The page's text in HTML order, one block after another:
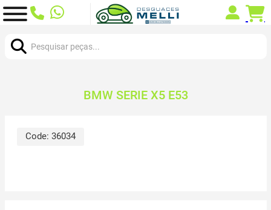
BMW SERIE X5 E53
Code: 36034